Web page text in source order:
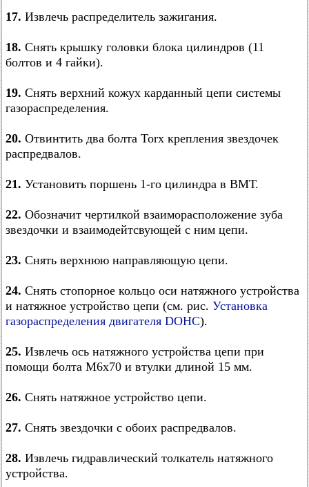
17. Извлечь распределитель зажигания.
18. Снять крышку головки блока цилиндров (11
болтов и 4 гайки).
19. Снять верхний кожух карданный цепи системы
газораспределения.
20. Отвинтить два болта Torx крепления звездочек
распредвалов.
21. Установить поршень 1-го цилиндра в ВМТ.
22. Обозначит чертилкой взаиморасположение зуба
звездочки и взаимодейтсвующей с ним цепи.
23. Снять верхнюю направляющую цепи.
24. Снять стопорное кольцо оси натяжного устройства
и натяжное устройство цепи (см. рис. Установка
газораспределения двигателя DOHC).
25. Извлечь ось натяжного устройства цепи при
помощи болта М6x70 и втулки длиной 15 мм.
26. Снять натяжное устройство цепи.
27. Снять звездочки с обоих распредвалов.
28. Извлечь гидравлический толкатель натяжного
устройства.